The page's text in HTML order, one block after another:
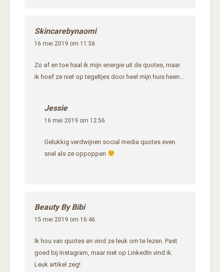
Skincarebynaomi
16 mei 2019 om 11:56
Zo af en toe haal ik mijn energie uit de quotes, maar
ik hoef ze niet op tegeltjes door heel mijn huis heen…
Jessie
16 mei 2019 om 12:56
Gelukkig verdwijnen social media quotes even
snel als ze oppoppen
Beauty By Bibi
15 mei 2019 om 16:46
Ik hou van quotes en vind ze leuk om te lezen. Past
goed bij Instagram, maar niet op LinkedIn vind ik.
Leuk artikel zeg!